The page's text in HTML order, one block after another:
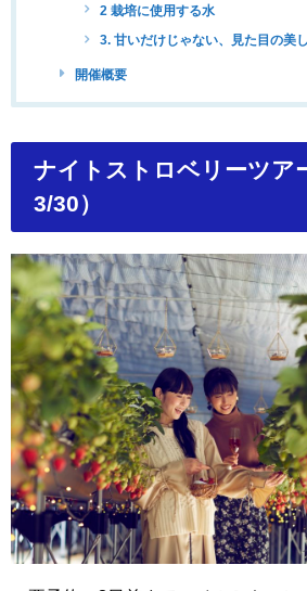
2 栽培に使用する水
3. 甘いだけじゃない、見た目の美
開催概要
ナイトストロベリーツア
3/30）